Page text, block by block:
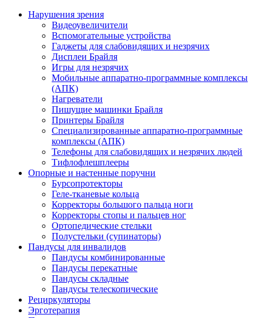
Нарушения зрения
Видеоувеличители
Вспомогательные устройства
Гаджеты для слабовидящих и незрячих
Дисплеи Брайля
Игры для незрячих
Мобильные аппаратно-программные комплексы
(АПК)
Нагреватели
Пишущие машинки Брайля
Принтеры Брайля
Специализированные аппаратно-программные
комплексы (АПК)
Телефоны для слабовидящих и незрячих людей
Тифлофлешплееры
Опорные и настенные поручни
Бурсопротекторы
Геле-тканевые кольца
Корректоры большого пальца ноги
Корректоры стопы и пальцев ног
Ортопедические стельки
Полустельки (супинаторы)
Пандусы для инвалидов
Пандусы комбинированные
Пандусы перекатные
Пандусы складные
Пандусы телескопические
Рециркуляторы
Эрготерапия